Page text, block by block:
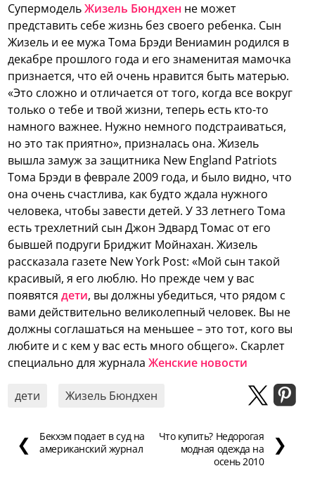
СупермодельЖизель Бюндхен не может
представить себе жизнь без своего ребенка. Сын
Жизель и ее мужа Тома Брэди Вениамин родился в
декабре прошлого года и его знаменитая мамочка
признается, что ей очень нравится быть матерью.
«Это сложно и отличается от того, когда все вокруг
только о тебе и твой жизни, теперь есть кто-то
намного важнее. Нужно немного подстраиваться,
но это так приятно», призналась она. Жизель
вышла замуж за защитника New England Patriots
Тома Брэди в феврале 2009 года, и было видно, что
она очень счастлива, как будто ждала нужного
человека, чтобы завести детей. У 33 летнего Тома
есть трехлетний сын Джон Эдвард Томас от его
бывшей подруги Бриджит Мойнахан. Жизель
рассказала газете New York Post: «Мой сын такой
красивый, я его люблю. Но прежде чем у вас
появятсядети, вы должны убедиться, что рядом с
вами действительно великолепный человек. Вы не
должны соглашаться на меньшее – это тот, кого вы
любите и с кем у вас есть много общего». Скарлет
специально для журналаЖенские новости
дети Жизель Бюндхен
❮
Бекхэм подает в суд на
американский журнал
Что купить? Недорогая
модная одежда на
осень 2010
❯